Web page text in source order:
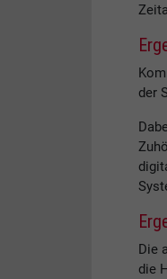
der
Die
die